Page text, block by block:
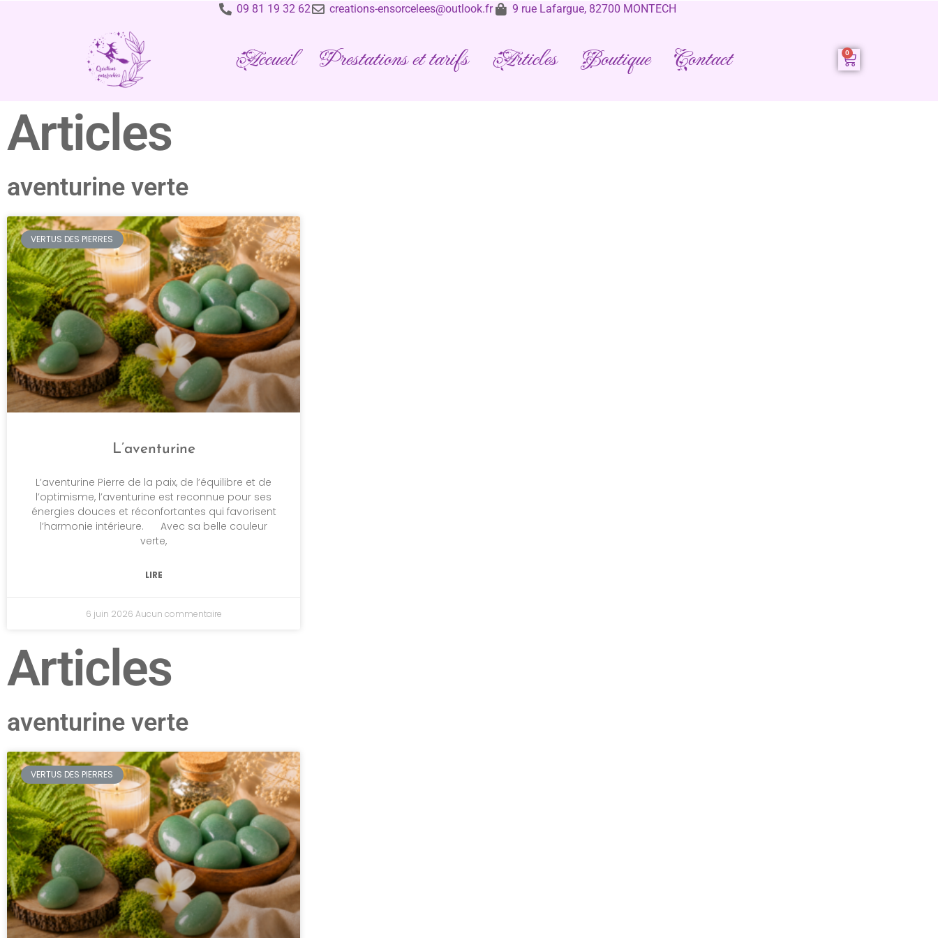
09 81 19 32 62 creations-ensorcelees@outlook.fr 9 rue Lafargue, 82700 MONTECH
Accueil Prestations et tarifs Articles Boutique Contact
Articles
aventurine verte
VERTUS DES PIERRES
L’aventurine
L’aventurine Pierre de la paix, de l’équilibre et de
l’optimisme, l’aventurine est reconnue pour ses
énergies douces et réconfortantes qui favorisent
l’harmonie intérieure. Avec sa belle couleur
verte,
LIRE
6 juin 2026 Aucun commentaire
Articles
aventurine verte
VERTUS DES PIERRES